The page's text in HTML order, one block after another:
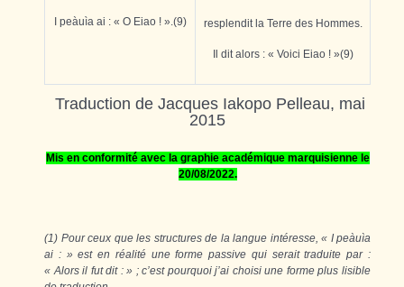
I peàuìa ai : « O Eiao ! ».(9) resplendit la Terre des Hommes.
Il dit alors : « Voici Eiao ! »(9)
Traduction de Jacques Iakopo Pelleau, mai
2015
Mis en conformité avec la graphie académique marquisienne le
20/08/2022.
(1) Pour ceux que les structures de la langue intéresse, « I peàuìa
ai : » est en réalité une forme passive qui serait traduite par :
« Alors il fut dit : » ; c’est pourquoi j’ai choisi une forme plus lisible